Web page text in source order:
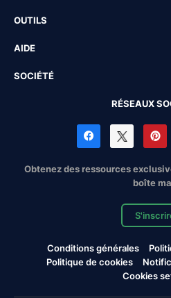
OUTILS
AIDE
SOCIÉTÉ
RÉSEAUX
Obtenez des ressources
boîte
Conditions générales
Politique de cookies
Cookies